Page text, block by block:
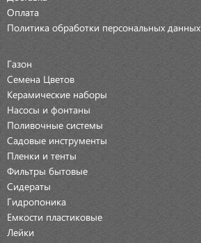
Оплата
Политика обработки персональных данных
Газон
Семена Цветов
Керамические наборы
Насосы и фонтаны
Поливочные системы
Садовые инструменты
Пленки и тенты
Фильтры бытовые
Сидераты
Гидропоника
Емкости пластиковые
Лейки